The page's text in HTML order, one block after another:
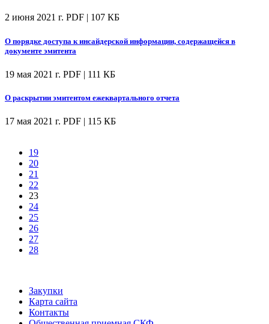
2 июня 2021 г. PDF | 107 КБ
О порядке доступа к инсайдерской информации, содержащейся в
документе эмитента
19 мая 2021 г. PDF | 111 КБ
О раскрытии эмитентом ежеквартального отчета
17 мая 2021 г. PDF | 115 КБ
19
20
21
22
23
24
25
26
27
28
Закупки
Карта сайта
Контакты